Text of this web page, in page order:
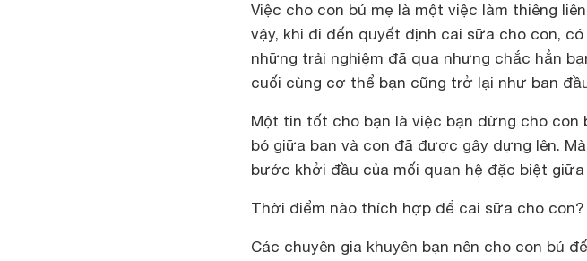
Việc cho con bú mẹ là một việc làm thiêng
vậy, khi đi đến quyết định cai sữa cho con,
những trải nghiệm đã qua nhưng chắc hẳn
cuối cùng cơ thể bạn cũng trở lại như ban
Một tin tốt cho bạn là việc bạn dừng cho con
bó giữa bạn và con đã được gây dựng lên.
bước khởi đầu của mối quan hệ đặc biệt
Thời điểm nào thích hợp để cai sữa cho con?
Các chuyên gia khuyên bạn nên cho con bú